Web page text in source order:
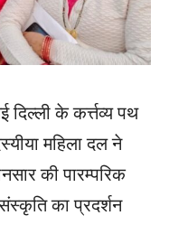
के कर्त्तव्य पथ
महिला दल ने
की पारम्परिक
का प्रदर्शन